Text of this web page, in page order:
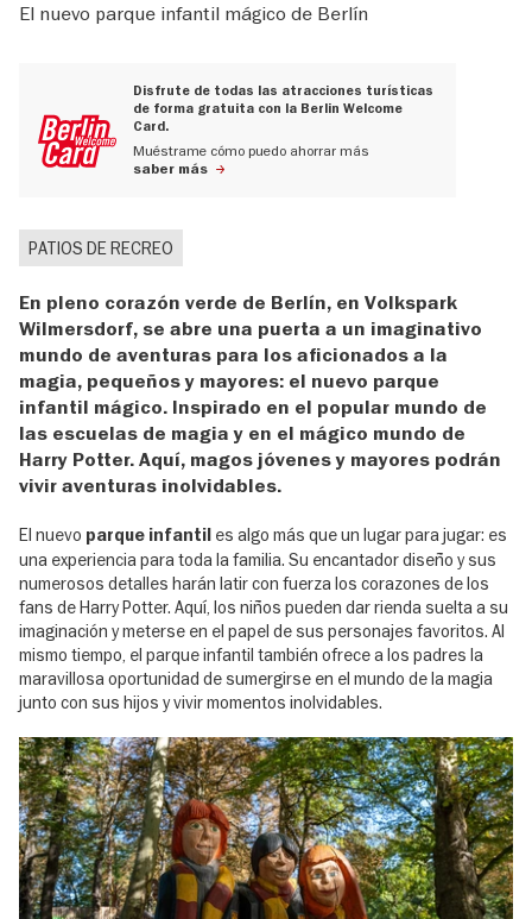
El nuevo parque infantil mágico de Berlín
Disfrute de todas las atracciones turísticas
de forma gratuita con la Berlin Welcome
Card.
Muéstrame cómo puedo ahorrar más
saber más
PATIOS DE RECREO
En pleno corazón verde de Berlín, en Volkspark
Wilmersdorf, se abre una puerta a un imaginativo
mundo de aventuras para los aficionados a la
magia, pequeños y mayores: el nuevo parque
infantil mágico. Inspirado en el popular mundo de
las escuelas de magia y en el mágico mundo de
Harry Potter. Aquí, magos jóvenes y mayores podrán
vivir aventuras inolvidables.
El nuevo parque infantil es algo más que un lugar para jugar: es
una experiencia para toda la familia. Su encantador diseño y sus
numerosos detalles harán latir con fuerza los corazones de los
fans de Harry Potter. Aquí, los niños pueden dar rienda suelta a su
imaginación y meterse en el papel de sus personajes favoritos. Al
mismo tiempo, el parque infantil también ofrece a los padres la
maravillosa oportunidad de sumergirse en el mundo de la magia
junto con sus hijos y vivir momentos inolvidables.